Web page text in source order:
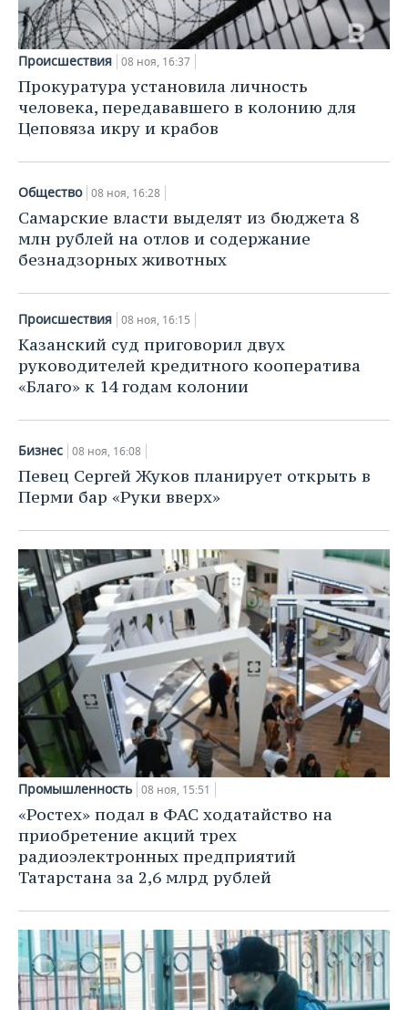
Происшествия 08 ноя, 16:37
Прокуратура установила личность
человека, передававшего в колонию для
Цеповяза икру и крабов
Общество 08 ноя, 16:28
Самарские власти выделят из бюджета 8
млн рублей на отлов и содержание
безнадзорных животных
Происшествия 08 ноя, 16:15
Казанский суд приговорил двух
руководителей кредитного кооператива
«Благо» к 14 годам колонии
Бизнес 08 ноя, 16:08
Певец Сергей Жуков планирует открыть в
Перми бар «Руки вверх»
Промышленность 08 ноя, 15:51
«Ростех» подал в ФАС ходатайство на
приобретение акций трех
радиоэлектронных предприятий
Татарстана за 2,6 млрд рублей